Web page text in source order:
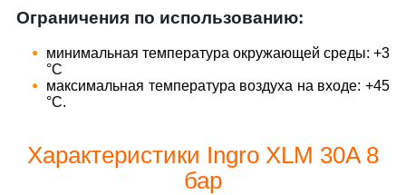
Ограничения по использованию:
минимальная температура окружающей среды: +3
°С
максимальная температура воздуха на входе: +45
°С.
Характеристики Ingro XLM 30A 8
бар